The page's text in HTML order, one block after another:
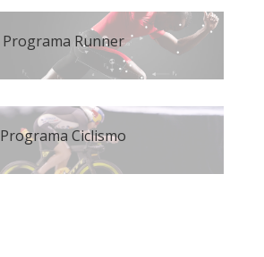
Programa Runner
Programa Ciclismo